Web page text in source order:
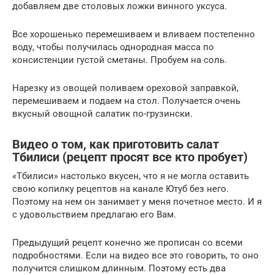
добавляем две столовых ложки винного уксуса.
Все хорошенько перемешиваем и вливаем постепенно
воду, чтобы получилась однородная масса по
консистенции густой сметаны. Пробуем на соль.
Нарезку из овощей поливаем ореховой заправкой,
перемешиваем и подаем на стол. Получается очень
вкусный овощной салатик по-грузински.
Видео о том, как приготовить салат
Тбилиси (рецепт просят все кто пробует)
«Тбилиси» настолько вкусен, что я не могла оставить
свою копилку рецептов на канале Ютуб без него.
Поэтому на нем он занимает у меня почетное место. И я
с удовольствием предлагаю его Вам.
Предыдущий рецепт конечно же прописан со всеми
подробностями. Если на видео все это говорить, то оно
получится слишком длинным. Поэтому есть два